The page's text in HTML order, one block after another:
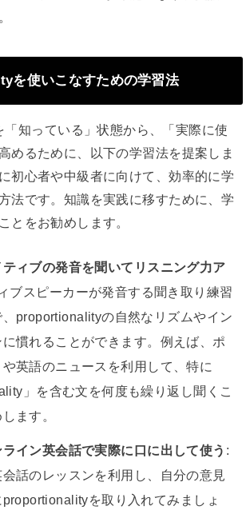
を使いこなすための学習法
知っている」状態から、「実際に使
めるために、以下の学習法を提案しま
初心者や中級者に向けて、効率的に学
法です。知識を実践に移すために、学
とをお勧めします。
ティブの発音を聞いてリスニング力ア
ブスピーカーが発音する聞き取り練習
、proportionalityの自然なリズムやイン
に慣れることができます。例えば、ポ
英語のニュースを利用して、特に
」を含む文を何度も繰り返し聞くこ
ます。
ライン英会話で実際に口に出して使う :
話のレッスンを利用し、自分の意見
を取り入れてみましょ